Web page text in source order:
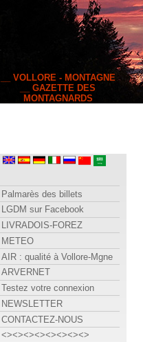
__ VOLLORE - MONTAGNE
__ GAZETTE DES
MONTAGNARDS
Palmarès des billets
LGDM sur Facebook
LIVRADOIS-FOREZ
METEO
AIR : qualité à Vollore-Mgne
ARVERNET
Testez votre connexion
NEWSLETTER
CONTACTEZ-NOUS
<><><><><><><><>